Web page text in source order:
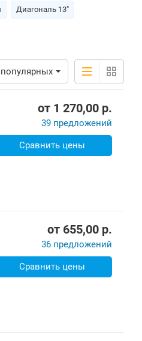
Диагональ 13"
от 1 270,00 p.
39 предложений
Сравнить цены
от 655,00 p.
36 предложений
Сравнить цены